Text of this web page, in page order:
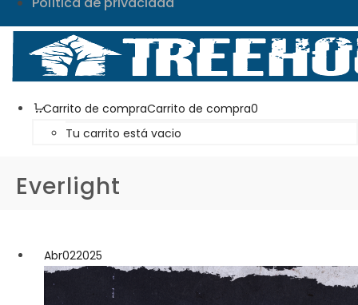
Carrito de compraCarrito de compra0
Tu carrito está vacio
Everlight
Abr022025